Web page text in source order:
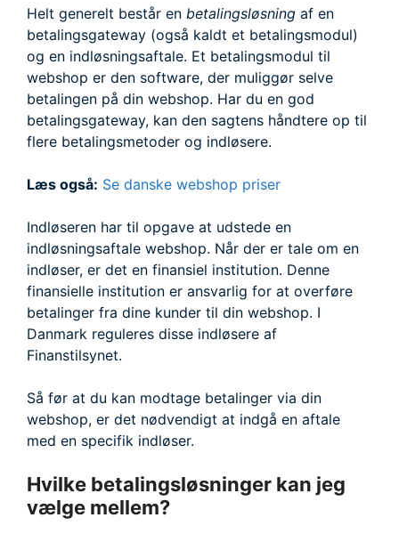
Helt generelt består en betalingsløsning af en
betalingsgateway (også kaldt et betalingsmodul)
og en indløsningsaftale. Et betalingsmodul til
webshop er den software, der muliggør selve
betalingen på din webshop. Har du en god
betalingsgateway, kan den sagtens håndtere op til
flere betalingsmetoder og indløsere.
Læs også: Se danske webshop priser
Indløseren har til opgave at udstede en
indløsningsaftale webshop. Når der er tale om en
indløser, er det en finansiel institution. Denne
finansielle institution er ansvarlig for at overføre
betalinger fra dine kunder til din webshop. I
Danmark reguleres disse indløsere af
Finanstilsynet.
Så før at du kan modtage betalinger via din
webshop, er det nødvendigt at indgå en aftale
med en specifik indløser.
Hvilke betalingsløsninger kan jeg
vælge mellem?